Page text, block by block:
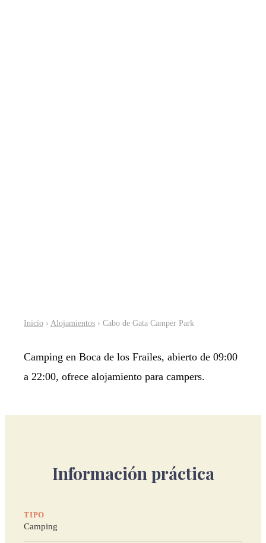
Inicio › Alojamientos › Cabo de Gata Camper Park
Camping en Boca de los Frailes, abierto de 09:00
a 22:00, ofrece alojamiento para campers.
Información práctica
TIPO
Camping